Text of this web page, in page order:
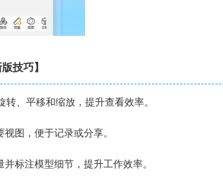
技巧】
转、平移和缩放，提升查看效率。
图，便于记录或分享。
标注模型细节，提升工作效率。